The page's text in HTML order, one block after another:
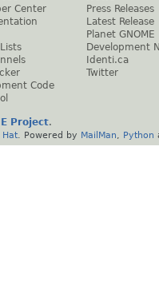
Center
Code
Press Releases
Latest Release
Planet GNOME
Development
Identi.ca
Twitter
Project.
Hat . Powered by MailMan Python